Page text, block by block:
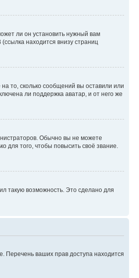
ли он установить нужный вам
находится внизу страниц
то, сколько сообщений вы оставили или
ли поддержка аватар, и от него же
Обычно вы не можете
того, чтобы повысить своё звание.
такую возможность. Это сделано для
Перечень ваших прав доступа находится